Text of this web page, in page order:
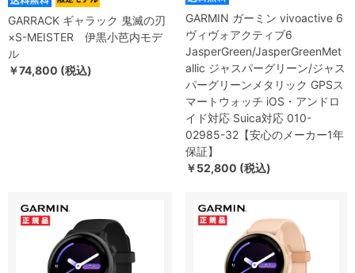
GARRACK ギャラック 鬼滅の刃
×S-MEISTER 伊黒小芭内モデ
ル
￥74,800 (税込)
GARMIN ガーミン vivoactive 6
ヴィヴォアクティブ6
JasperGreen/JasperGreenMet
allic ジャスパーグリーン/ジャス
パーグリーンメタリック GPSス
マートウォッチ iOS・アンドロ
イド対応 Suica対応 010-
02985-32【安心のメーカー1年
保証】
￥52,800 (税込)